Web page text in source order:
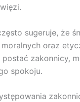
sugeruje, że
oraz
postać zakonnicy,
spokoju.